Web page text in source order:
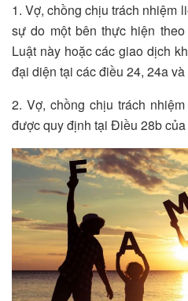
1. Vợ, chồng chịu trách nhiệm
sự do một bên thực hiện
Luật này hoặc các giao dịch
đại diện tại các điều 24, 24a
2. Vợ, chồng chịu trách
được quy định tại Điều 28b của